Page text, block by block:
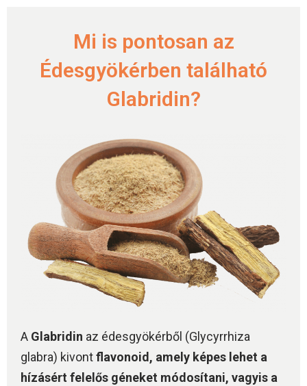
Mi is pontosan az
Édesgyökérben található
Glabridin?
A Glabridin az édesgyökérből (Glycyrrhiza
glabra) kivontflavonoid, amely képes lehet a
hízásért felelős géneket módosítani, vagyis a